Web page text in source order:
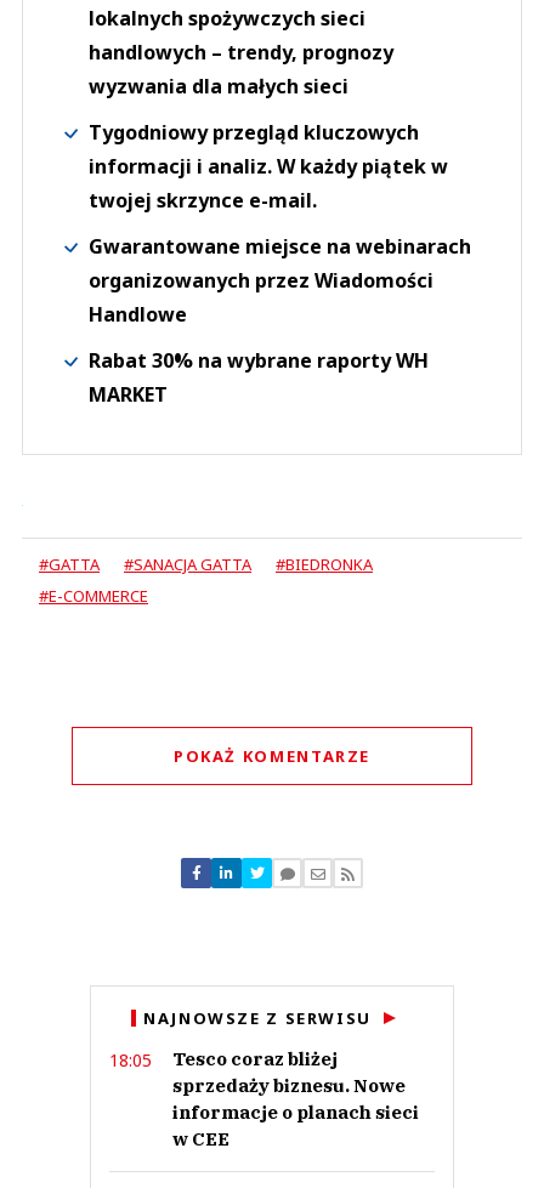
lokalnych spożywczych sieci
handlowych – trendy, prognozy
wyzwania dla małych sieci
Tygodniowy przegląd kluczowych
informacji i analiz. W każdy piątek w
twojej skrzynce e-mail.
Gwarantowane miejsce na webinarach
organizowanych przez Wiadomości
Handlowe
Rabat 30% na wybrane raporty WH
MARKET
#GATTA #SANACJA GATTA
#BIEDRONKA
#E-COMMERCE
POKAŻ KOMENTARZE
Nie znaleziono komentarzy
Zostaw swoje komentarze
NAJNOWSZE Z SERWISU
18:05
Tesco coraz bliżej
sprzedaży biznesu. Nowe
informacje o planach sieci
w CEE